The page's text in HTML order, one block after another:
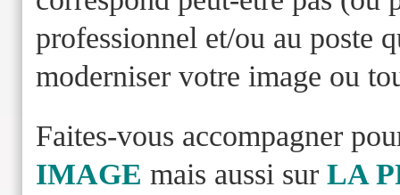
professionnel et/ou au poste
moderniser votre image ou
Faites-vous accompagner
IMAGE mais aussi sur LA